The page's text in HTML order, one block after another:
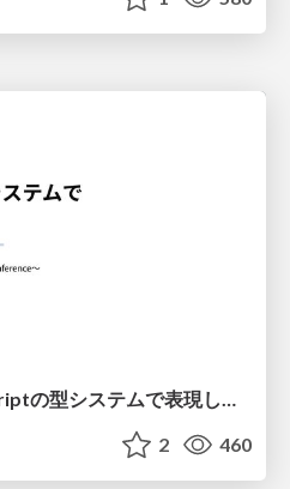
ポケモンの型をTypeScriptの型システムで表現してみた
2 460